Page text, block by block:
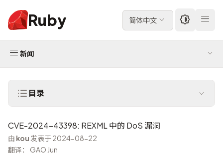
Ruby 简体中文
新闻
目录
CVE-2024-43398: REXML 中的 DoS 漏洞
由 kou 发表于 2024-08-22
翻译： GAO Jun